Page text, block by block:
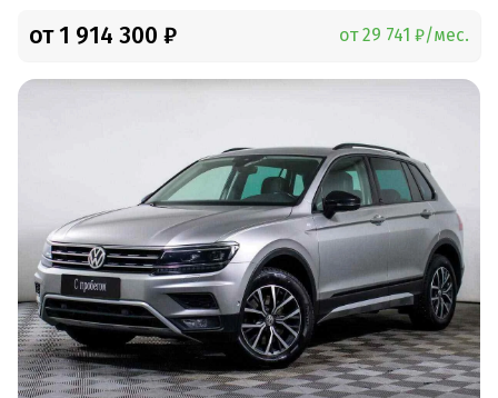
от 1 914 300 ₽ от 29 741 ₽/мес.